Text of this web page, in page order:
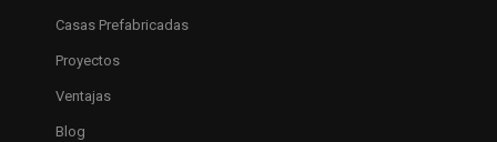
Casas Prefabricadas
Proyectos
Ventajas
Blog